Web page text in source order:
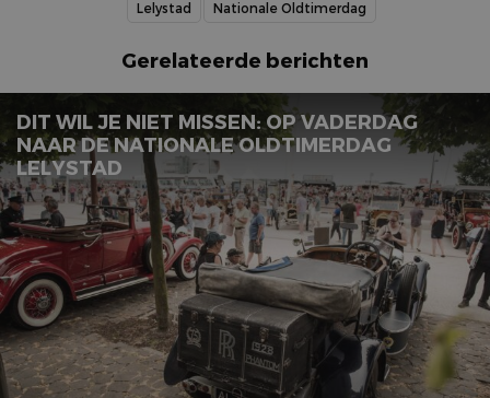
Lelystad Nationale Oldtimerdag
Gerelateerde berichten
DIT WIL JE NIET MISSEN: OP VADERDAG
NAAR DE NATIONALE OLDTIMERDAG
LELYSTAD